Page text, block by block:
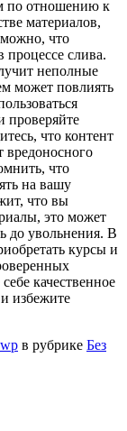
по отношению к
материалов,
что
слива.
неполные
может повлиять
проверяйте
что контент
вредоносного
что
на вашу
что вы
это может
до увольнения. В
курсы и
качественное
избежите
в рубрике Без